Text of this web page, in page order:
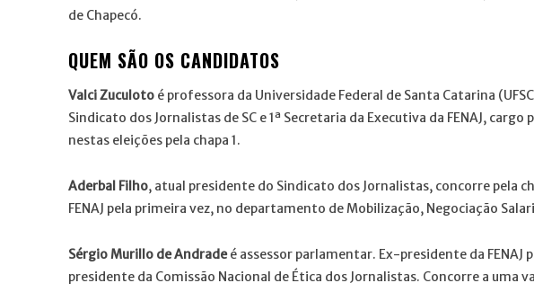
de Chapecó.
QUEM SÃO OS CANDIDATOS
Valci Zuculoto é professora da Universidade Federal de Santa Catarina
Sindicato dos Jornalistas de SC e 1ª Secretaria da Executiva da FENAJ,
nestas eleições pela chapa 1.
Aderbal Filho, atual presidente do Sindicato dos Jornalistas, concorre pela
FENAJ pela primeira vez, no departamento de Mobilização, Negociação
Sérgio Murillo de Andradeé assessor parlamentar. Ex-presidente da
presidente da Comissão Nacional de Ética dos Jornalistas. Concorre a uma